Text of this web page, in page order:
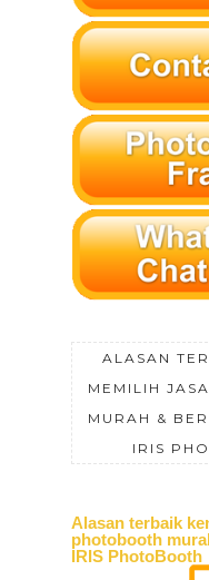
ALASAN
MEMILIH
MURAH &
IRIS
Alasan terbaik
photobooth
IRIS PhotoBooth